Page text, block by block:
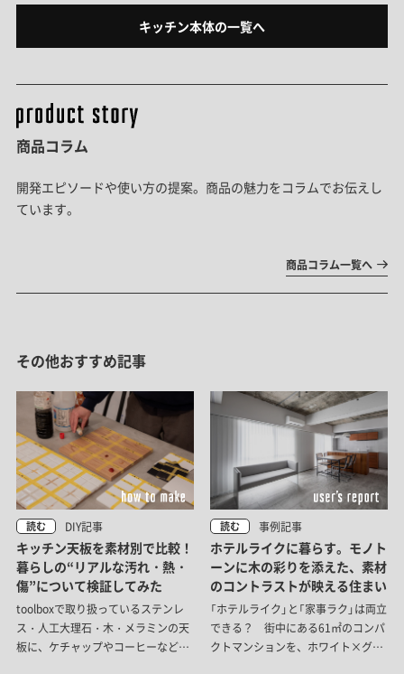
キッチン本体の一覧へ
商品コラム
開発エピソードや使い方の提案。商品の魅力をコラムでお伝えし
ています。
商品コラム一覧へ
その他おすすめ記事
読む DIY記事
キッチン天板を​素材別で​比較！​
暮らしの​“リアルな​汚れ・熱・
傷”に​ついて​検証してみた​
toolboxで​取り扱っている​ステンレ
ス・​人工大理石・木・メラミンの​天
板に、​ケチャップや​コーヒーなどの​
読む 事例記事
ホテルライクに暮らす。モノト
ーンに木の彩りを添えた、素材
のコントラストが映える住まい
「ホテルライク」と「家事ラク」は両立
できる？ 街中にある61㎡のコンパ
クトマンションを、ホワイト×グレ